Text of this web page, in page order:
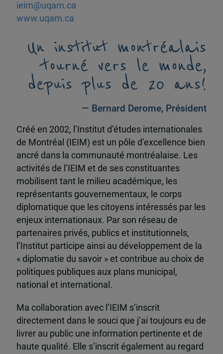
ieim@uqam.ca
www.uqam.ca
Un institut montréalais
tourné vers le monde,
depuis plus de 20 ans!
— Bernard Derome, Président
Créé en 2002, l’Institut d’études internationales
de Montréal (IEIM) est un pôle d’excellence bien
ancré dans la communauté montréalaise. Les
activités de l’IEIM et de ses constituantes
mobilisent tant le milieu académique, les
représentants gouvernementaux, le corps
diplomatique que les citoyens intéressés par les
enjeux internationaux. Par son réseau de
partenaires privés, publics et institutionnels,
l’Institut participe ainsi au développement de la
« diplomatie du savoir » et contribue au choix de
politiques publiques aux plans municipal,
national et international.
Ma collaboration avec l’IEIM s’inscrit
directement dans le souci que j’ai toujours eu de
livrer au public une information pertinente et de
haute qualité. Elle s’inscrit également au regard